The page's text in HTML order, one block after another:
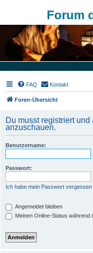
Forum
FAQ Kontakt
Foren-Übersicht
Du musst registriert
anzuschauen.
Benutzername:
Passwort:
Ich habe mein Passwort vergessen
Angemeldet bleiben
Meinen Online-Status während